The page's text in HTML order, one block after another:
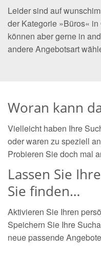
Leider sind auf
der Kategorie »Büros«
können aber gerne in
andere Angebotsart
Woran kann
Vielleicht haben Ihre
oder waren zu speziell
Probieren Sie doch mal
Lassen Sie
Sie finden…
Aktivieren Sie Ihren
Speichern Sie Ihre
neue passende